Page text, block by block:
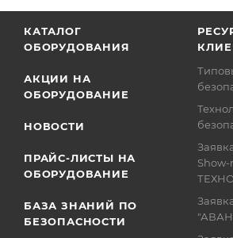
КАТАЛОГ
ОБОРУДОВАНИЯ
АКЦИИ НА
ОБОРУДОВАНИЕ
НОВОСТИ
ПРАЙС-ЛИСТЫ НА
ОБОРУДОВАНИЕ
БАЗА ЗНАНИЙ ПО
БЕЗОПАСНОСТИ